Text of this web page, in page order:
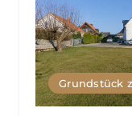
Grundstück